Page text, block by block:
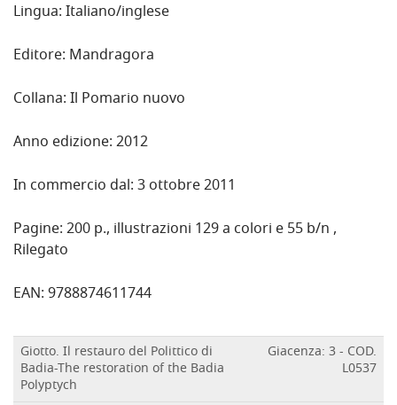
Lingua: Italiano/inglese
Editore: Mandragora
Collana: Il Pomario nuovo
Anno edizione: 2012
In commercio dal: 3 ottobre 2011
Pagine: 200 p., illustrazioni 129 a colori e 55 b/n ,
Rilegato
EAN: 9788874611744
Giotto. Il restauro del Polittico di
Badia-The restoration of the Badia
Polyptych
Giacenza: 3 - COD.
L0537